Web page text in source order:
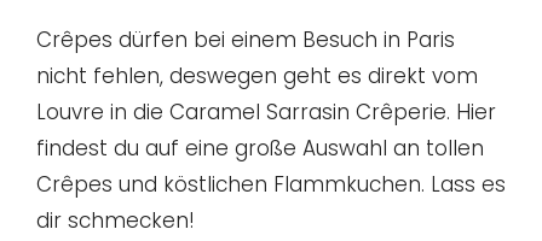
Crêpes dürfen bei einem Besuch in Paris
nicht fehlen, deswegen geht es direkt vom
Louvre in die Caramel Sarrasin Crêperie. Hier
findest du auf eine große Auswahl an tollen
Crêpes und köstlichen Flammkuchen. Lass es
dir schmecken!